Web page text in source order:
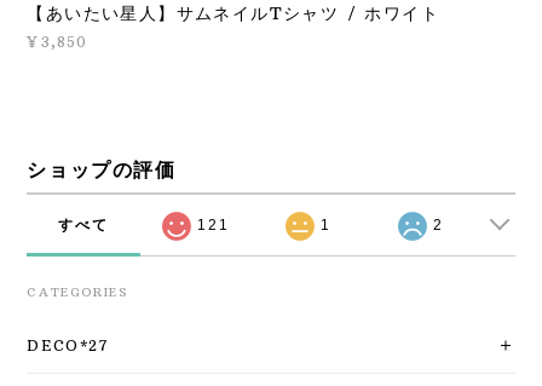
【あいたい星人】サムネイルTシャツ / ホワイト
¥3,850
ショップの評価
すべて 121 1 2
CATEGORIES
DECO*27